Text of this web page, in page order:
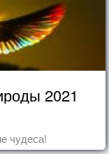
2021
чудеса!